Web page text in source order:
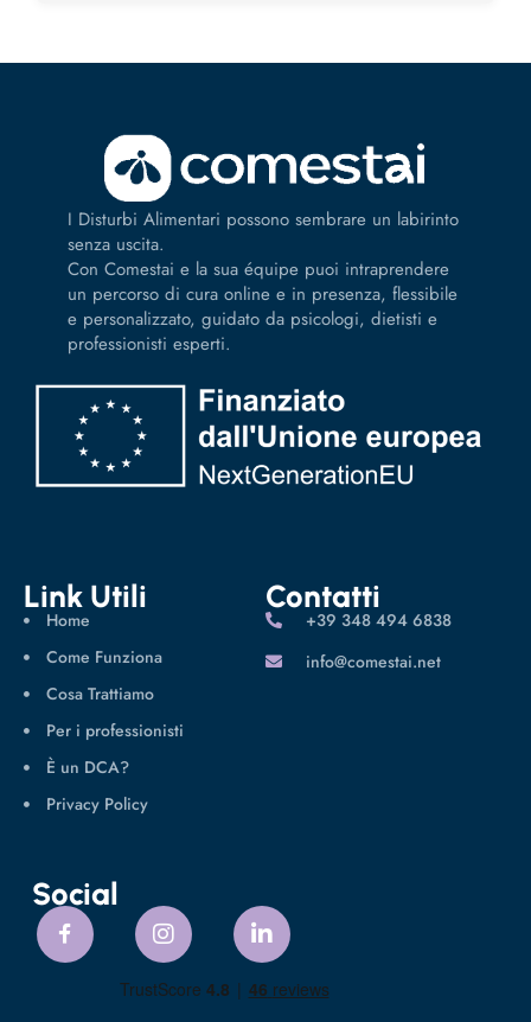
I Disturbi Alimentari possono sembrare un labirinto
senza uscita.
Con Comestai e la sua équipe puoi intraprendere
un percorso di cura online e in presenza, flessibile
e personalizzato, guidato da psicologi, dietisti e
professionisti esperti.
Link Utili
Home
Come Funziona
Cosa Trattiamo
Per i professionisti
È un DCA?
Privacy Policy
Contatti
‪+39 348 494 6838
info@comestai.net
Social